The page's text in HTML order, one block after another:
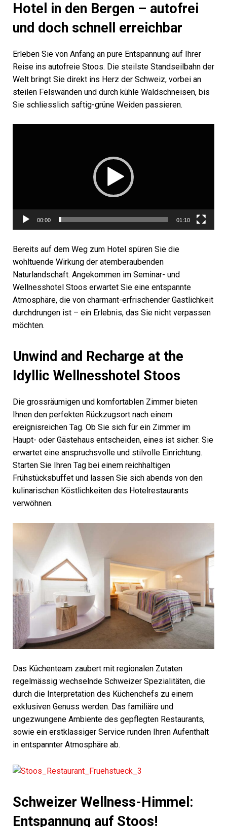
Hotel in den Bergen – autofrei
und doch schnell erreichbar
Erleben Sie von Anfang an pure Entspannung auf Ihrer
Reise ins autofreie Stoos. Die steilste Standseilbahn der
Welt bringt Sie direkt ins Herz der Schweiz, vorbei an
steilen Felswänden und durch kühle Waldschneisen, bis
Sie schliesslich saftig-grüne Weiden passieren.
a
y
r
00:00 01:10
Bereits auf dem Weg zum Hotel spüren Sie die
wohltuende Wirkung der atemberaubenden
Naturlandschaft. Angekommen im Seminar- und
Wellnesshotel Stoos erwartet Sie eine entspannte
Atmosphäre, die von charmant-erfrischender Gastlichkeit
durchdrungen ist – ein Erlebnis, das Sie nicht verpassen
möchten.
Unwind and Recharge at the
Idyllic Wellnesshotel Stoos
Die grossräumigen und komfortablen Zimmer bieten
Ihnen den perfekten Rückzugsort nach einem
ereignisreichen Tag. Ob Sie sich für ein Zimmer im
Haupt- oder Gästehaus entscheiden, eines ist sicher: Sie
erwartet eine anspruchsvolle und stilvolle Einrichtung.
Starten Sie Ihren Tag bei einem reichhaltigen
Frühstücksbuffet und lassen Sie sich abends von den
kulinarischen Köstlichkeiten des Hotelrestaurants
verwöhnen.
Das Küchenteam zaubert mit regionalen Zutaten
regelmässig wechselnde Schweizer Spezialitäten, die
durch die Interpretation des Küchenchefs zu einem
exklusiven Genuss werden. Das familiäre und
ungezwungene Ambiente des gepflegten Restaurants,
sowie ein erstklassiger Service runden Ihren Aufenthalt
in entspannter Atmosphäre ab.
Schweizer Wellness-Himmel:
Entspannung auf Stoos!